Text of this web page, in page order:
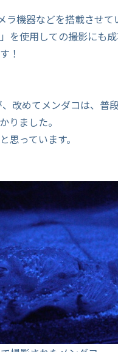
ラ機器などを搭載させ
使用しての撮影にも成
！
改めてメンダコは、普
りました。
っています。